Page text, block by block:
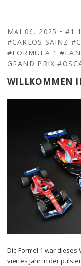
MAI 06, 2025 •
#CARLOS SAINZ
#FORMULA 1
GRAND PRIX
WILLKOMMEN
Die Formel 1 war
viertes Jahr in der